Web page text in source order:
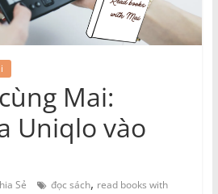
Mai:
Uniqlo vào
Sẻ đọc sách, read books with